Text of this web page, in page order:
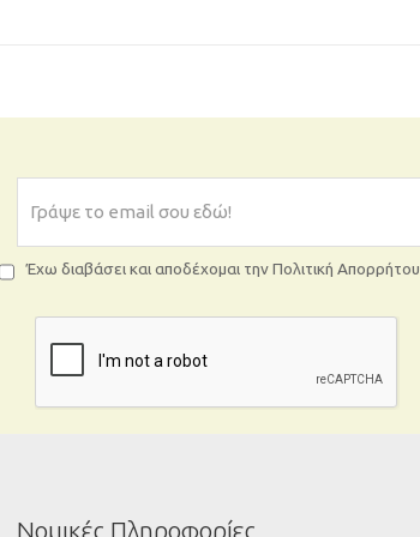
Έχω διαβάσει και αποδέχομαι την Πολιτική Απορρήτου
Νομικές Πληροφορίες